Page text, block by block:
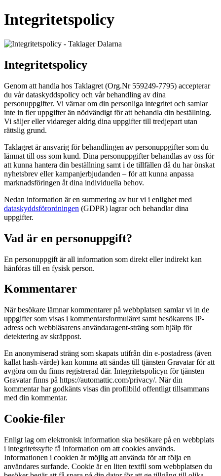
Integritetspolicy
Integritetspolicy
Genom att handla hos Taklagret (Org.Nr 559249-7795) accepterar
du vår dataskyddspolicy och vår behandling av dina
personuppgifter. Vi värnar om din personliga integritet och samlar
inte in fler uppgifter än nödvändigt för att behandla din beställning.
Vi säljer eller vidareger aldrig dina uppgifter till tredjepart utan
rättslig grund.
Taklagret är ansvarig för behandlingen av personuppgifter som du
lämnat till oss som kund. Dina personuppgifter behandlas av oss för
att kunna hantera din beställning samt i de tillfällen då du har önskat
nyhetsbrev eller kampanjerbjudanden – för att kunna anpassa
marknadsföringen åt dina individuella behov.
Nedan information är en summering av hur vi i enlighet med
dataskyddsförordningen (GDPR) lagrar och behandlar dina
uppgifter.
Vad är en personuppgift?
En personuppgift är all information som direkt eller indirekt kan
hänföras till en fysisk person.
Kommentarer
När besökare lämnar kommentarer på webbplatsen samlar vi in de
uppgifter som visas i kommentarsformuläret samt besökarens IP-
adress och webbläsarens användaragent-sträng som hjälp för
detektering av skräppost.
En anonymiserad sträng som skapats utifrån din e-postadress (även
kallat hash-värde) kan komma att sändas till tjänsten Gravatar för att
avgöra om du finns registrerad där. Integritetspolicyn för tjänsten
Gravatar finns på https://automattic.com/privacy/. När din
kommentar har godkänts visas din profilbild offentligt tillsammans
med din kommentar.
Cookie-filer
Enligt lag om elektronisk information ska besökare på en webbplats
i integritetssyfte få information om att cookies används.
Informationen i cookien är möjlig att använda för att följa en
användares surfande. Cookie är en liten textfil som webbplatsen du